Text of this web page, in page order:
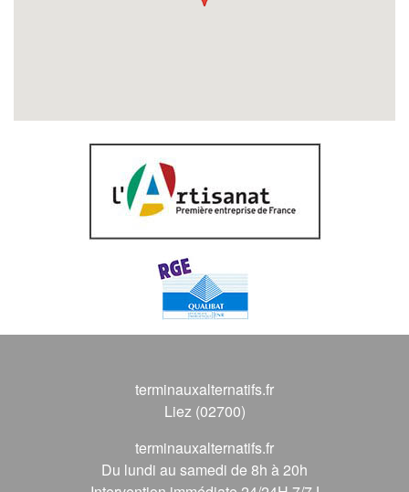
terminauxalternatifs.fr
Liez (02700)
terminauxalternatifs.fr
Du lundi au samedi de 8h à 20h